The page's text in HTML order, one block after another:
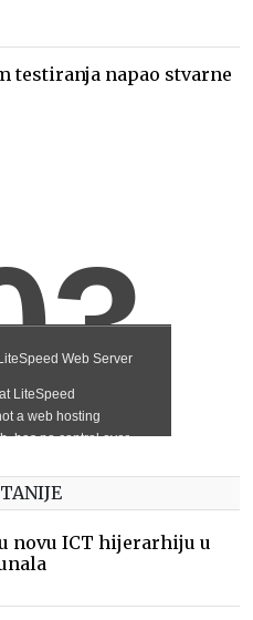
testiranja napao stvarne
novu ICT hijerarhiju u